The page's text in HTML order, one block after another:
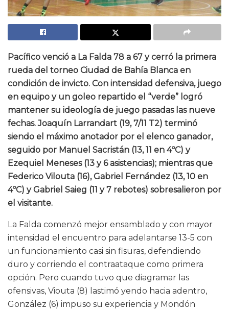
Pacífico venció a La Falda 78 a 67 y cerró la primera
rueda del torneo Ciudad de Bahía Blanca en
condición de invicto. Con intensidad defensiva, juego
en equipo y un goleo repartido el “verde” logró
mantener su ideología de juego pasadas las nueve
fechas. Joaquín Larrandart (19, 7/11 T2) terminó
siendo el máximo anotador por el elenco ganador,
seguido por Manuel Sacristán (13, 11 en 4ºC) y
Ezequiel Meneses (13 y 6 asistencias); mientras que
Federico Vilouta (16), Gabriel Fernández (13, 10 en
4ºC) y Gabriel Saieg (11 y 7 rebotes) sobresalieron por
el visitante.
La Falda comenzó mejor ensamblado y con mayor
intensidad el encuentro para adelantarse 13-5 con
un funcionamiento casi sin fisuras, defendiendo
duro y corriendo el contraataque como primera
opción. Pero cuando tuvo que diagramar las
ofensivas, Viouta (8) lastimó yendo hacia adentro,
González (6) impuso su experiencia y Mondón